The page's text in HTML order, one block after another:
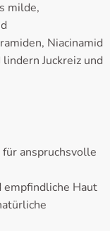
milde,
Niacinamid
Juckreiz und
anspruchsvolle
empfindliche Haut